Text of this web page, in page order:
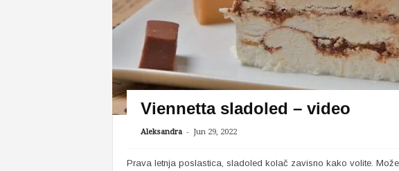
Viennetta sladoled – video
Aleksandra - Jun 29, 2022
Prava letnja poslastica, sladoled kolač zavisno kako volite.